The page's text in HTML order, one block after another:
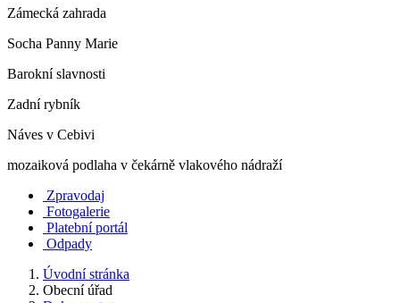
Zámecká zahrada
Socha Panny Marie
Barokní slavnosti
Zadní rybník
Náves v Cebivi
mozaiková podlaha v čekárně vlakového nádraží
Zpravodaj
Fotogalerie
Platební portál
Odpady
Úvodní stránka
Obecní úřad